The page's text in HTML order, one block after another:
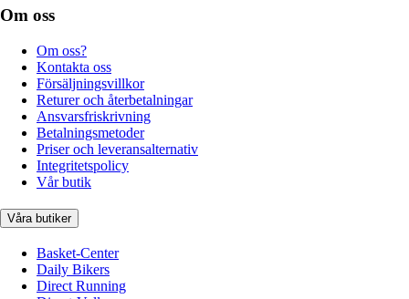
Om oss
Om oss?
Kontakta oss
Försäljningsvillkor
Returer och återbetalningar
Ansvarsfriskrivning
Betalningsmetoder
Priser och leveransalternativ
Integritetspolicy
Vår butik
Våra butiker
Basket-Center
Daily Bikers
Direct Running